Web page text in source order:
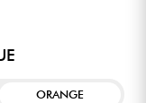
ORANGE